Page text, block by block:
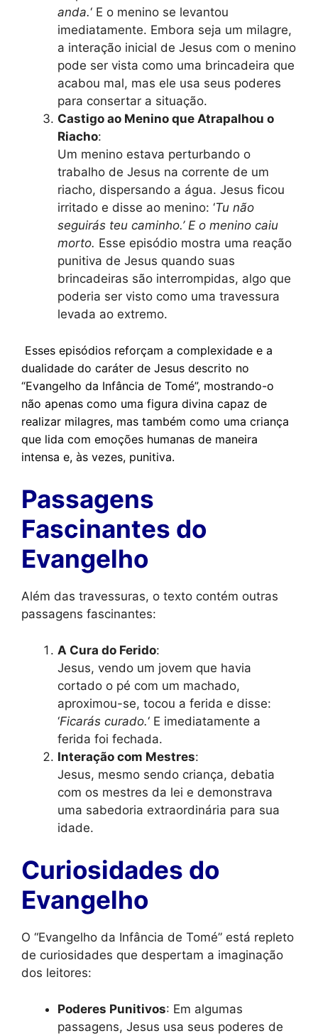
anda.‘ E o menino se levantou
imediatamente. Embora seja um milagre,
a interação inicial de Jesus com o menino
pode ser vista como uma brincadeira que
acabou mal, mas ele usa seus poderes
para consertar a situação.
Castigo ao Menino que Atrapalhou o
Riacho:
Um menino estava perturbando o
trabalho de Jesus na corrente de um
riacho, dispersando a água. Jesus ficou
irritado e disse ao menino: ‘Tu não
seguirás teu caminho.’ E o menino caiu
morto. Esse episódio mostra uma reação
punitiva de Jesus quando suas
brincadeiras são interrompidas, algo que
poderia ser visto como uma travessura
levada ao extremo.
Esses episódios reforçam a complexidade e a
dualidade do caráter de Jesus descrito no
“Evangelho da Infância de Tomé”, mostrando-o
não apenas como uma figura divina capaz de
realizar milagres, mas também como uma criança
que lida com emoções humanas de maneira
intensa e, às vezes, punitiva.
Passagens
Fascinantes do
Evangelho
Além das travessuras, o texto contém outras
passagens fascinantes:
A Cura do Ferido:
Jesus, vendo um jovem que havia
cortado o pé com um machado,
aproximou-se, tocou a ferida e disse:
‘Ficarás curado.‘ E imediatamente a
ferida foi fechada.
Interação com Mestres:
Jesus, mesmo sendo criança, debatia
com os mestres da lei e demonstrava
uma sabedoria extraordinária para sua
idade.
Curiosidades do
Evangelho
O “Evangelho da Infância de Tomé” está repleto
de curiosidades que despertam a imaginação
dos leitores:
Poderes Punitivos: Em algumas
passagens, Jesus usa seus poderes de